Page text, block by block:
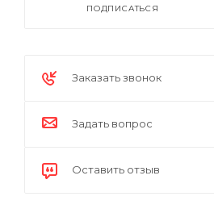
ПОДПИСАТЬСЯ
Заказать звонок
Задать вопрос
Оставить отзыв